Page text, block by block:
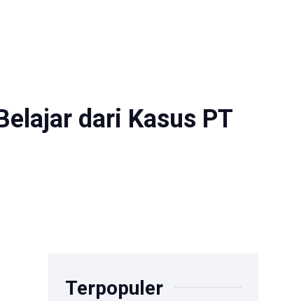
dari Kasus PT
Terpopuler